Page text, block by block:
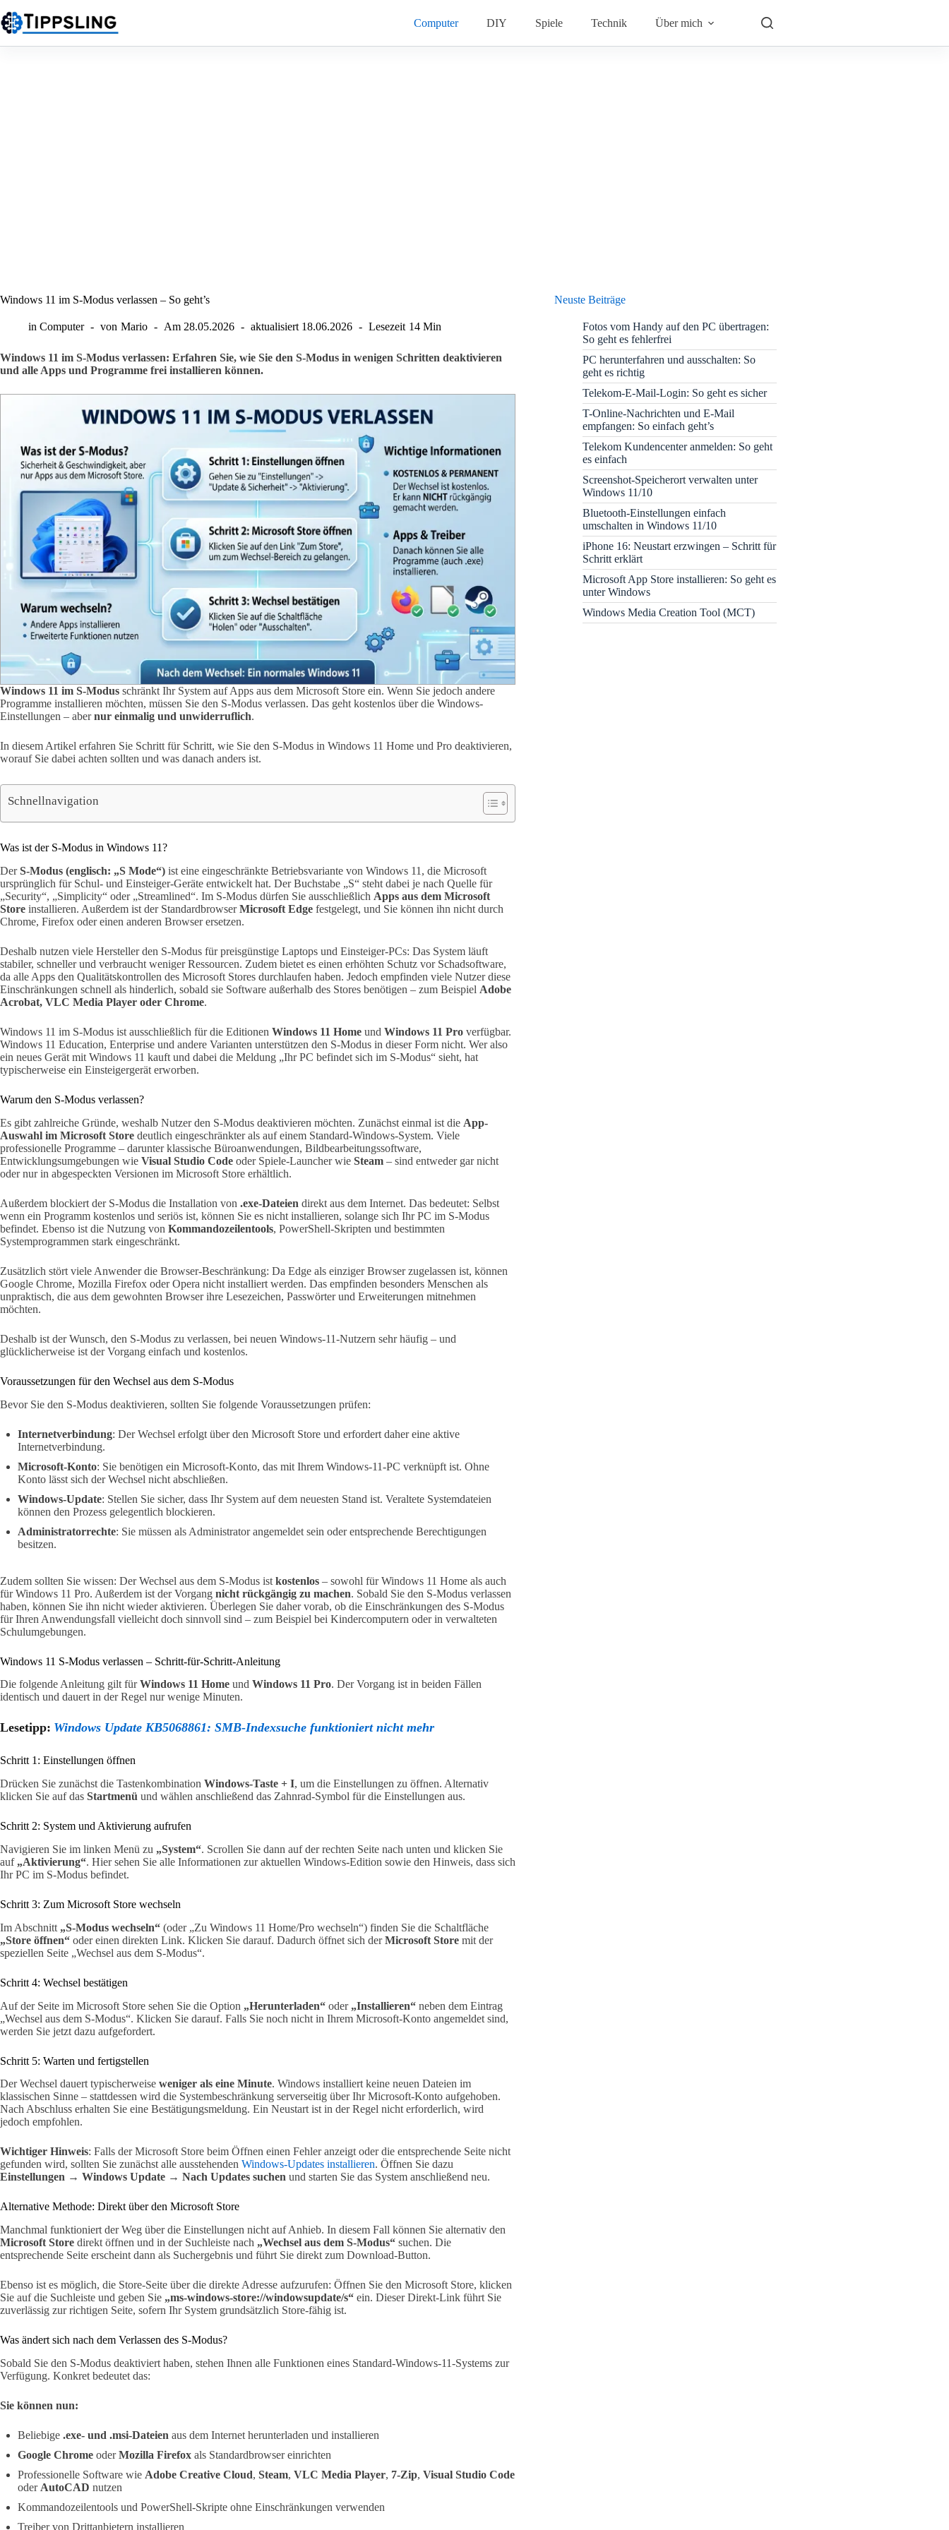
Inhalt
springen
Computer DIY Spiele Technik Über mich
Windows 11 im S-Modus verlassen – So geht’s
in Computer von Mario Am 28.05.2026 aktualisiert 18.06.2026 Lesezeit 14 Min
Windows 11 im S-Modus verlassen: Erfahren Sie, wie Sie den S-Modus in wenigen Schritten deaktivieren
und alle Apps und Programme frei installieren können.
Windows 11 im S-Modus schränkt Ihr System auf Apps aus dem Microsoft Store ein. Wenn Sie jedoch andere
Programme installieren möchten, müssen Sie den S-Modus verlassen. Das geht kostenlos über die Windows-
Einstellungen – abernur einmalig und unwiderruflich.
In diesem Artikel erfahren Sie Schritt für Schritt, wie Sie den S-Modus in Windows 11 Home und Pro deaktivieren,
worauf Sie dabei achten sollten und was danach anders ist.
Schnellnavigation
Was ist der S-Modus in Windows 11?
DerS-Modus (englisch: „S Mode“) ist eine eingeschränkte Betriebsvariante von Windows 11, die Microsoft
ursprünglich für Schul- und Einsteiger-Geräte entwickelt hat. Der Buchstabe „S“ steht dabei je nach Quelle für
„Security“, „Simplicity“ oder „Streamlined“. Im S-Modus dürfen Sie ausschließlich Apps aus dem Microsoft
Store installieren. Außerdem ist der StandardbrowserMicrosoft Edge festgelegt, und Sie können ihn nicht durch
Chrome, Firefox oder einen anderen Browser ersetzen.
Deshalb nutzen viele Hersteller den S-Modus für preisgünstige Laptops und Einsteiger-PCs: Das System läuft
stabiler, schneller und verbraucht weniger Ressourcen. Zudem bietet es einen erhöhten Schutz vor Schadsoftware,
da alle Apps den Qualitätskontrollen des Microsoft Stores durchlaufen haben. Jedoch empfinden viele Nutzer diese
Einschränkungen schnell als hinderlich, sobald sie Software außerhalb des Stores benötigen – zum Beispiel Adobe
Acrobat, VLC Media Player oder Chrome.
Windows 11 im S-Modus ist ausschließlich für die Editionen Windows 11 Home und Windows 11 Pro verfügbar.
Windows 11 Education, Enterprise und andere Varianten unterstützen den S-Modus in dieser Form nicht. Wer also
ein neues Gerät mit Windows 11 kauft und dabei die Meldung „Ihr PC befindet sich im S-Modus“ sieht, hat
typischerweise ein Einsteigergerät erworben.
Warum den S-Modus verlassen?
Es gibt zahlreiche Gründe, weshalb Nutzer den S-Modus deaktivieren möchten. Zunächst einmal ist die App-
Auswahl im Microsoft Store deutlich eingeschränkter als auf einem Standard-Windows-System. Viele
professionelle Programme – darunter klassische Büroanwendungen, Bildbearbeitungssoftware,
Entwicklungsumgebungen wie Visual Studio Code oder Spiele-Launcher wie Steam – sind entweder gar nicht
oder nur in abgespeckten Versionen im Microsoft Store erhältlich.
Außerdem blockiert der S-Modus die Installation von .exe-Dateien direkt aus dem Internet. Das bedeutet: Selbst
wenn ein Programm kostenlos und seriös ist, können Sie es nicht installieren, solange sich Ihr PC im S-Modus
befindet. Ebenso ist die Nutzung von Kommandozeilentools, PowerShell-Skripten und bestimmten
Systemprogrammen stark eingeschränkt.
Zusätzlich stört viele Anwender die Browser-Beschränkung: Da Edge als einziger Browser zugelassen ist, können
Google Chrome, Mozilla Firefox oder Opera nicht installiert werden. Das empfinden besonders Menschen als
unpraktisch, die aus dem gewohnten Browser ihre Lesezeichen, Passwörter und Erweiterungen mitnehmen
möchten.
Deshalb ist der Wunsch, den S-Modus zu verlassen, bei neuen Windows-11-Nutzern sehr häufig – und
glücklicherweise ist der Vorgang einfach und kostenlos.
Voraussetzungen für den Wechsel aus dem S-Modus
Bevor Sie den S-Modus deaktivieren, sollten Sie folgende Voraussetzungen prüfen:
Internetverbindung: Der Wechsel erfolgt über den Microsoft Store und erfordert daher eine aktive
Internetverbindung.
Microsoft-Konto: Sie benötigen ein Microsoft-Konto, das mit Ihrem Windows-11-PC verknüpft ist. Ohne
Konto lässt sich der Wechsel nicht abschließen.
Windows-Update: Stellen Sie sicher, dass Ihr System auf dem neuesten Stand ist. Veraltete Systemdateien
können den Prozess gelegentlich blockieren.
Administratorrechte: Sie müssen als Administrator angemeldet sein oder entsprechende Berechtigungen
besitzen.
Zudem sollten Sie wissen: Der Wechsel aus dem S-Modus ist kostenlos – sowohl für Windows 11 Home als auch
für Windows 11 Pro. Außerdem ist der Vorgang nicht rückgängig zu machen. Sobald Sie den S-Modus verlassen
haben, können Sie ihn nicht wieder aktivieren. Überlegen Sie daher vorab, ob die Einschränkungen des S-Modus
für Ihren Anwendungsfall vielleicht doch sinnvoll sind – zum Beispiel bei Kindercomputern oder in verwalteten
Schulumgebungen.
Windows 11 S-Modus verlassen – Schritt-für-Schritt-Anleitung
Die folgende Anleitung gilt fürWindows 11 Home und Windows 11 Pro. Der Vorgang ist in beiden Fällen
identisch und dauert in der Regel nur wenige Minuten.
Lesetipp: Windows Update KB5068861: SMB-Indexsuche funktioniert nicht mehr
Schritt 1: Einstellungen öffnen
Drücken Sie zunächst die Tastenkombination Windows-Taste + I, um die Einstellungen zu öffnen. Alternativ
klicken Sie auf das Startmenü und wählen anschließend das Zahnrad-Symbol für die Einstellungen aus.
Schritt 2: System und Aktivierung aufrufen
Navigieren Sie im linken Menü zu „System“. Scrollen Sie dann auf der rechten Seite nach unten und klicken Sie
auf „Aktivierung“. Hier sehen Sie alle Informationen zur aktuellen Windows-Edition sowie den Hinweis, dass sich
Ihr PC im S-Modus befindet.
Schritt 3: Zum Microsoft Store wechseln
Im Abschnitt „S-Modus wechseln“ (oder „Zu Windows 11 Home/Pro wechseln“) finden Sie die Schaltfläche
„Store öffnen“ oder einen direkten Link. Klicken Sie darauf. Dadurch öffnet sich derMicrosoft Store mit der
speziellen Seite „Wechsel aus dem S-Modus“.
Schritt 4: Wechsel bestätigen
Auf der Seite im Microsoft Store sehen Sie die Option „Herunterladen“ oder „Installieren“ neben dem Eintrag
„Wechsel aus dem S-Modus“. Klicken Sie darauf. Falls Sie noch nicht in Ihrem Microsoft-Konto angemeldet sind,
werden Sie jetzt dazu aufgefordert.
Schritt 5: Warten und fertigstellen
Der Wechsel dauert typischerweise weniger als eine Minute. Windows installiert keine neuen Dateien im
klassischen Sinne – stattdessen wird die Systembeschränkung serverseitig über Ihr Microsoft-Konto aufgehoben.
Nach Abschluss erhalten Sie eine Bestätigungsmeldung. Ein Neustart ist in der Regel nicht erforderlich, wird
jedoch empfohlen.
Wichtiger Hinweis: Falls der Microsoft Store beim Öffnen einen Fehler anzeigt oder die entsprechende Seite nicht
gefunden wird, sollten Sie zunächst alle ausstehenden Windows-Updates installieren. Öffnen Sie dazu
Einstellungen → Windows Update → Nach Updates suchen und starten Sie das System anschließend neu.
Alternative Methode: Direkt über den Microsoft Store
Manchmal funktioniert der Weg über die Einstellungen nicht auf Anhieb. In diesem Fall können Sie alternativ den
Microsoft Store direkt öffnen und in der Suchleiste nach „Wechsel aus dem S-Modus“ suchen. Die
entsprechende Seite erscheint dann als Suchergebnis und führt Sie direkt zum Download-Button.
Ebenso ist es möglich, die Store-Seite über die direkte Adresse aufzurufen: Öffnen Sie den Microsoft Store, klicken
Sie auf die Suchleiste und geben Sie „ms-windows-store://windowsupdate/s“ ein. Dieser Direkt-Link führt Sie
zuverlässig zur richtigen Seite, sofern Ihr System grundsätzlich Store-fähig ist.
Was ändert sich nach dem Verlassen des S-Modus?
Sobald Sie den S-Modus deaktiviert haben, stehen Ihnen alle Funktionen eines Standard-Windows-11-Systems zur
Verfügung. Konkret bedeutet das:
Sie können nun:
Beliebige .exe- und .msi-Dateien aus dem Internet herunterladen und installieren
Google Chrome oderMozilla Firefox als Standardbrowser einrichten
Professionelle Software wie Adobe Creative Cloud, Steam, VLC Media Player, 7-Zip, Visual Studio Code
oder AutoCAD nutzen
Kommandozeilentools und PowerShell-Skripte ohne Einschränkungen verwenden
Treiber von Drittanbietern installieren
Neuste Beiträge
Fotos vom Handy auf den PC übertragen:
So geht es fehlerfrei
PC herunterfahren und ausschalten: So
geht es richtig
Telekom-E-Mail-Login: So geht es sicher
T-Online-Nachrichten und E-Mail
empfangen: So einfach geht’s
Telekom Kundencenter anmelden: So geht
es einfach
Screenshot-Speicherort verwalten unter
Windows 11/10
Bluetooth-Einstellungen einfach
umschalten in Windows 11/10
iPhone 16: Neustart erzwingen – Schritt für
Schritt erklärt
Microsoft App Store installieren: So geht es
unter Windows
Windows Media Creation Tool (MCT)